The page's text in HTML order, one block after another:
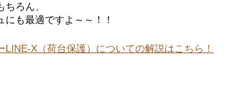
ろん、
も最適ですよ～～！！
X（荷台保護）についての解説はこちら！